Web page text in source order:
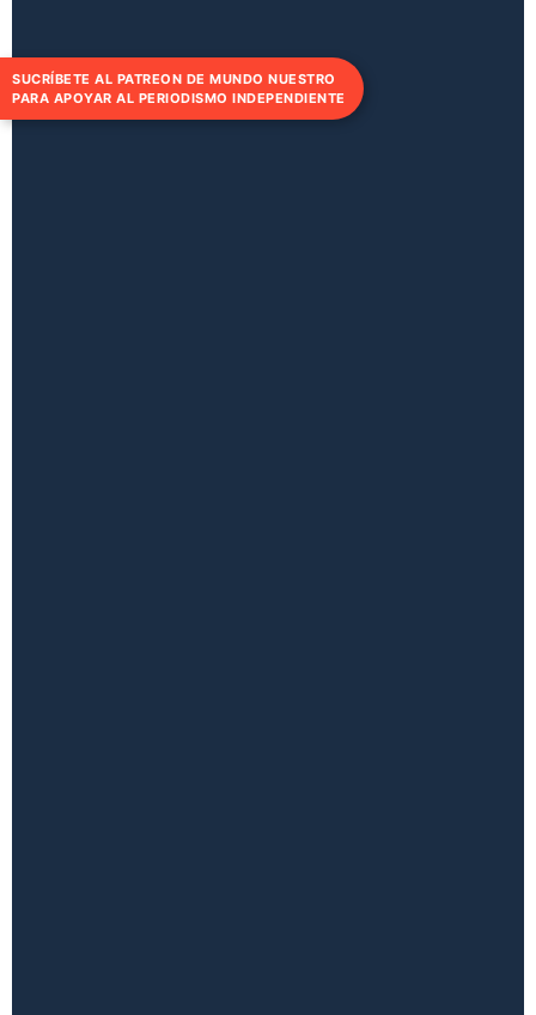
SUCRÍBETE AL PATREON DE MUNDO NUESTRO
PARA APOYAR AL PERIODISMO INDEPENDIENTE